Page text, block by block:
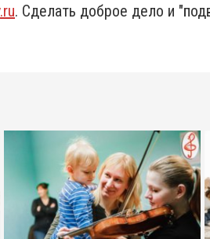
. Сделать доброе дело и